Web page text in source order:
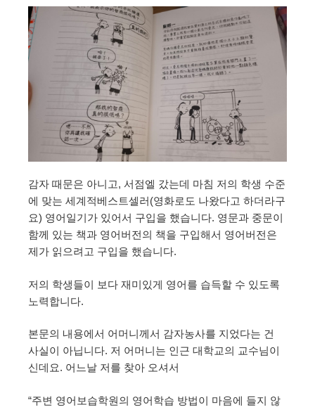
감자 때문은 아니고, 서점엘 갔는데 마침 저의 학생 수준
에 맞는 세계적베스트셀러(영화로도 나왔다고 하더라구
요) 영어일기가 있어서 구입을 했습니다. 영문과 중문이
함께 있는 책과 영어버전의 책을 구입해서 영어버전은
제가 읽으려고 구입을 했습니다.
저의 학생들이 보다 재미있게 영어를 습득할 수 있도록
노력합니다.
본문의 내용에서 어머니께서 감자농사를 지었다는 건
사실이 아닙니다. 저 어머니는 인근 대학교의 교수님이
신데요. 어느날 저를 찾아 오셔서
“주변 영어보습학원의 영어학습 방법이 마음에 들지 않